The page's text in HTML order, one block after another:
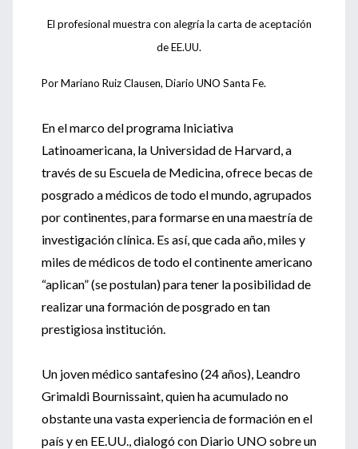
El profesional muestra con alegría la carta de aceptación
de EE.UU.
Por Mariano Ruiz Clausen, Diario UNO Santa Fe.
En el marco del programa Iniciativa
Latinoamericana, la Universidad de Harvard, a
través de su Escuela de Medicina, ofrece becas de
posgrado a médicos de todo el mundo, agrupados
por continentes, para formarse en una maestría de
investigación clínica. Es así, que cada año, miles y
miles de médicos de todo el continente americano
“aplican” (se postulan) para tener la posibilidad de
realizar una formación de posgrado en tan
prestigiosa institución.
Un joven médico santafesino (24 años), Leandro
Grimaldi Bournissaint, quien ha acumulado no
obstante una vasta experiencia de formación en el
país y en EE.UU., dialogó con Diario UNO sobre un